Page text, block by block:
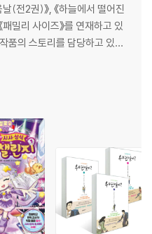
(전2권)》, 《하늘에서 떨어진
밀리 사이즈》를 연재하고 있
품의 스토리를 담당하고 있다.
학하여 2002년 6월 서울문화
하였다. 연재작으로는 『군바리